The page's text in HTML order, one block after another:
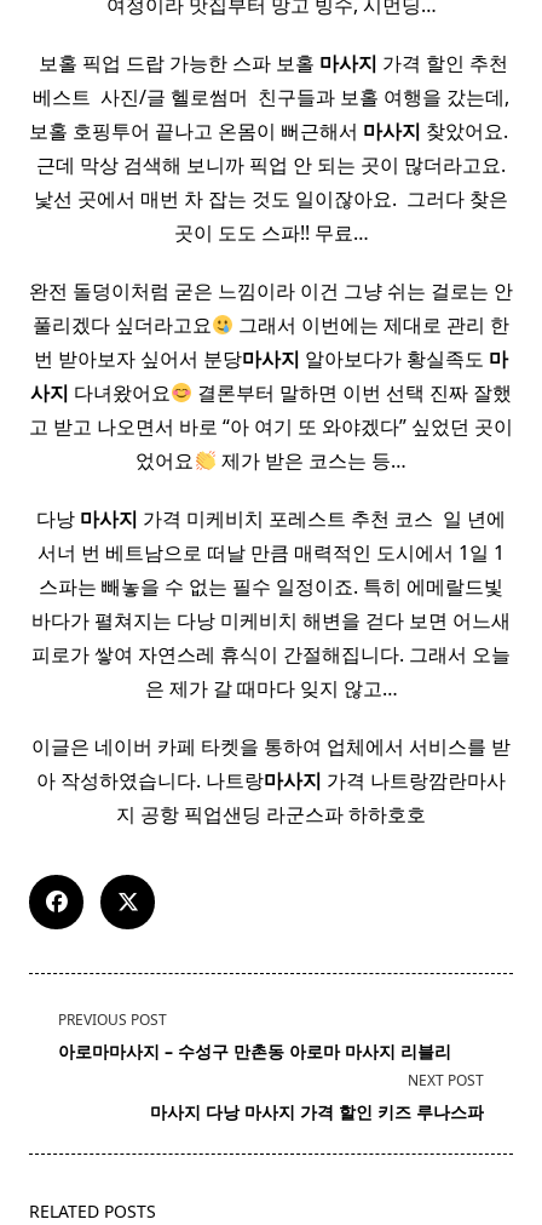
​ 보홀 픽업 드랍 가능한 스파 보홀 마사지 가격 할인 추천
베스트 ​ 사진/글 헬로썸머 ​ 친구들과 보홀 여행을 갔는데,
보홀 호핑투어 끝나고 온몸이 뻐근해서 마사지 찾았어요. ​
근데 막상 검색해 보니까 픽업 안 되는 곳이 많더라고요.
낯선 곳에서 매번 차 잡는 것도 일이잖아요. ​ 그러다 찾은
곳이 도도 스파!! 무료…
완전 돌덩이처럼 굳은 느낌이라 이건 그냥 쉬는 걸로는 안
풀리겠다 싶더라고요
그래서 이번에는 제대로 관리 한
번 받아보자 싶어서 분당마사지 알아보다가 황실족도 마
사지 다녀왔어요
결론부터 말하면 이번 선택 진짜 잘했
고 받고 나오면서 바로 “아 여기 또 와야겠다” 싶었던 곳이
었어요
제가 받은 코스는 등…
다낭 마사지 가격 미케비치 포레스트 추천 코스 ​ 일 년에
서너 번 베트남으로 떠날 만큼 매력적인 도시에서 1일 1
스파는 빼놓을 수 없는 필수 일정이죠. 특히 에메랄드빛
바다가 펼쳐지는 다낭 미케비치 해변을 걷다 보면 어느새
피로가 쌓여 자연스레 휴식이 간절해집니다. 그래서 오늘
은 제가 갈 때마다 잊지 않고…
이글은 네이버 카페 타켓을 통하여 업체에서 서비스를 받
아 작성하였습니다. 나트랑마사지 가격 나트랑깜란마사
지 공항 픽업샌딩 라군스파 하하호호
<span
class="nav-
text">Page</span>
PREVIOUS POST
아로마마사지 – 수성구 만촌동 아로마 마사지 리블리
NEXT POST
마사지 다낭 마사지 가격 할인 키즈 루나스파
RELATED POSTS